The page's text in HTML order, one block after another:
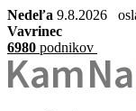
Nedeľa 9.8.2026
Vavrinec
6980 podnikov
Kam Na